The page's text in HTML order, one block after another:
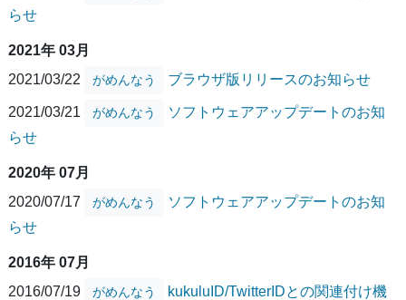
らせ
2021年 03月
2021/03/22
がめんなう ブラウザ版リリースのお知らせ
2021/03/21 がめんなう
ソフトウェアアップデートのお知
らせ
2020年 07月
2020/07/17
がめんなう
ソフトウェアアップデートのお知
らせ
2016年 07月
2016/07/19
がめんなう
kukuluID/TwitterIDとの関連付け機